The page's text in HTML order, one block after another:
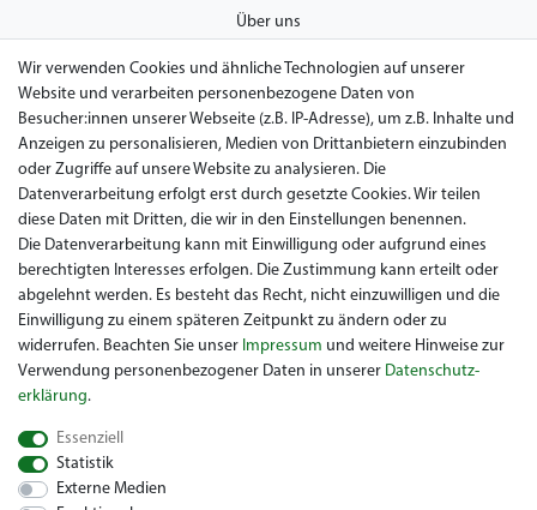
Über uns
AGB
Datenschutz
Impressum
Widerrufsrecht
Garantie / Gewährleistung
Sie suchen ein gebrauchtes Golf Car? Maiers Golfcarts ist Ihr
österreichischer Golfcar Händler für Clubcar, Ezgo, Garia, Melex
und Yamaha! Maiers Golfcarts ist zudem Ihre Nummer 1
Golfcart-Werkstatt für Hartle Car, Tomberlin, Hyundai, HDK,
Wir verwenden Cookies und ähnliche Technologien auf unserer
Website und verarbeiten personenbezogene Daten von
Besucher:innen unserer Webseite (z.B. IP-Adresse), um z.B. Inhalte und
Anzeigen zu personalisieren, Medien von Drittanbietern einzubinden
oder Zugriffe auf unsere Website zu analysieren. Die
Datenverarbeitung erfolgt erst durch gesetzte Cookies. Wir teilen
diese Daten mit Dritten, die wir in den Einstellungen benennen.
Die Datenverarbeitung kann mit Einwilligung oder aufgrund eines
berechtigten Interesses erfolgen. Die Zustimmung kann erteilt oder
abgelehnt werden. Es besteht das Recht, nicht einzuwilligen und die
Einwilligung zu einem späteren Zeitpunkt zu ändern oder zu
widerrufen. Beachten Sie unser Impressum und weitere Hinweise zur
Verwendung personenbezogener Daten in unserer Daten­schutz­
erklärung.
Essenziell
Statistik
Externe Medien